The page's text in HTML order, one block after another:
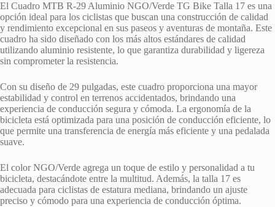
El Cuadro MTB R-29 Aluminio NGO/Verde TG Bike Talla 17 es una
opción ideal para los ciclistas que buscan una construcción de calidad
y rendimiento excepcional en sus paseos y aventuras de montaña. Este
cuadro ha sido diseñado con los más altos estándares de calidad
utilizando aluminio resistente, lo que garantiza durabilidad y ligereza
sin comprometer la resistencia.
Con su diseño de 29 pulgadas, este cuadro proporciona una mayor
estabilidad y control en terrenos accidentados, brindando una
experiencia de conducción segura y cómoda. La ergonomía de la
bicicleta está optimizada para una posición de conducción eficiente, lo
que permite una transferencia de energía más eficiente y una pedalada
suave.
El color NGO/Verde agrega un toque de estilo y personalidad a tu
bicicleta, destacándote entre la multitud. Además, la talla 17 es
adecuada para ciclistas de estatura mediana, brindando un ajuste
preciso y cómodo para una experiencia de conducción óptima.